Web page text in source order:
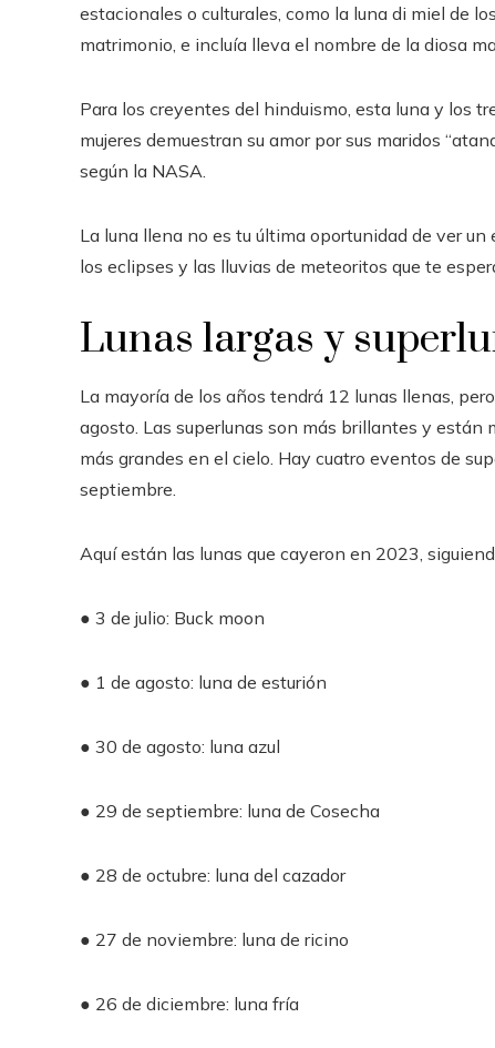
estacionales o culturales, como la luna di miel de
matrimonio, e incluía lleva el nombre de la diosa
Para los creyentes del hinduismo, esta luna y los
mujeres demuestran su amor por sus maridos
según la NASA.
La luna llena no es tu última oportunidad de ver
los eclipses y las lluvias de meteoritos que te
Lunas largas y
La mayoría de los años tendrá 12 lunas llenas,
agosto. Las superlunas son más brillantes y están
más grandes en el cielo. Hay cuatro eventos de
septiembre.
Aquí están las lunas que cayeron en 2023,
● 3 de julio: Buck moon
● 1 de agosto: luna de esturión
● 30 de agosto: luna azul
● 29 de septiembre: luna de Cosecha
● 28 de octubre: luna del cazador
● 27 de noviembre: luna de ricino
● 26 de diciembre: luna fría